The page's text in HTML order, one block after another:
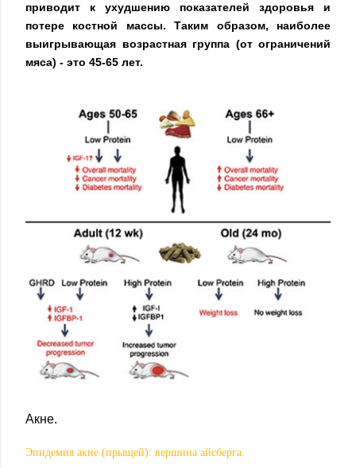
приводит к ухудшению показателей здоровья и
потере костной массы. Таким образом, наиболее
выигрывающая возрастная группа (от ограничений
мяса) - это 45-65 лет.
Акне.
Эпидемия акне (прыщей): вершина айсберга